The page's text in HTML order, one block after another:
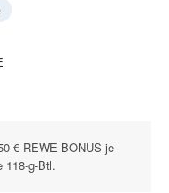
€ REWE BONUS je
118-g-Btl.